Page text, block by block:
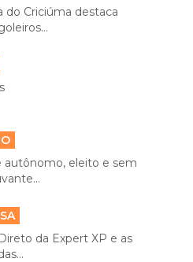
do Criciúma destaca
autônomo, eleito e sem
da Expert XP e as